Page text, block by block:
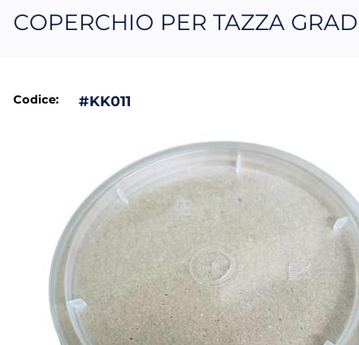
COPERCHIO PER TAZZA
Codice: #KK011